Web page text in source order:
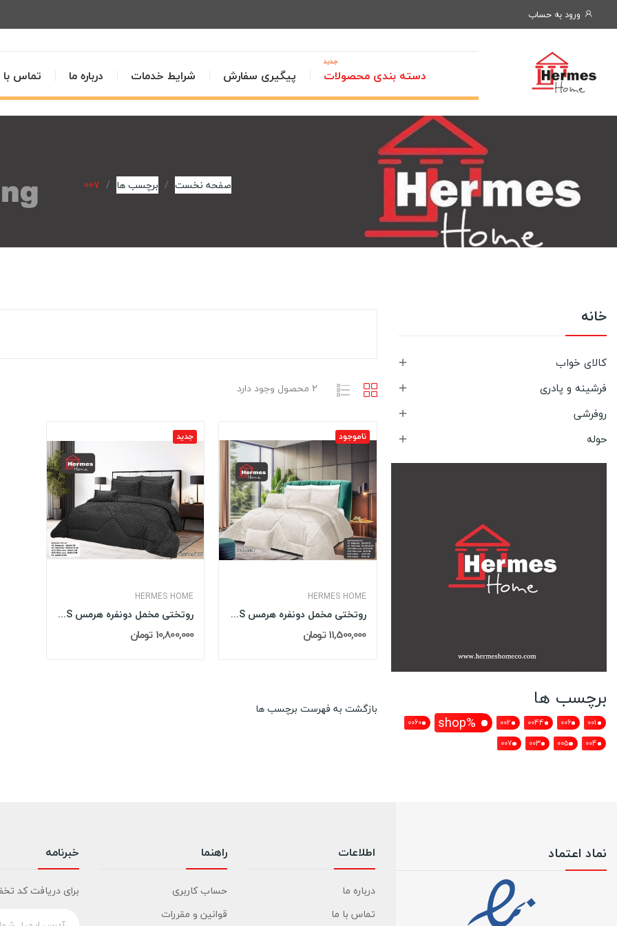
ورود به حساب
دسته بندی محصولات
جدید
پیگیری سفارش شرایط خدمات درباره ما تماس با
صفحه نخست برچسب ها 007
خانه
کالای خواب 
فرشینه و پادری 
روفرشی 
حوله 
برچسب ها
001
006
0044
002
%shop
0060
004
005
003
007
2 محصول وجود دارد
ناموجود
HERMES HOME
روتختی مخمل دونفره هرمس HERMES مدل: DILA 007
11,500,000 تومان
جدید
HERMES HOME
روتختی مخمل دونفره هرمس HERMES مدل: KATRINA 007
10,800,000 تومان
بازگشت به فهرست برچسب ها
نماد اعتماد اطلاعات
درباره ما
تماس با ما
راهنما
حساب کاربری
قوانین و مقررات
خبرنامه
برای دریافت کد